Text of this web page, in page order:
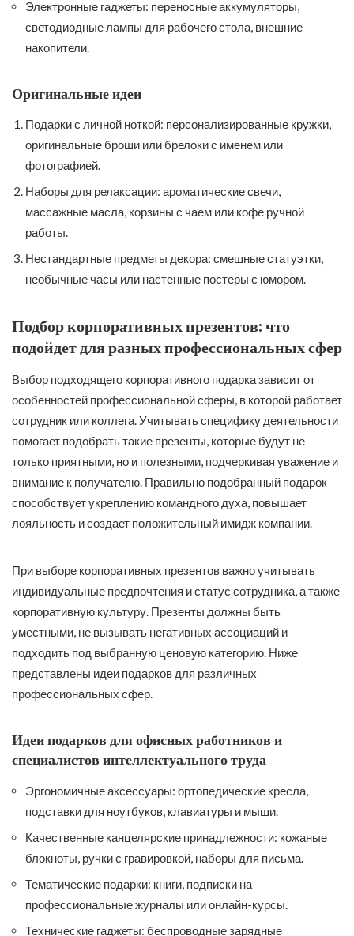
Электронные гаджеты: переносные аккумуляторы,
светодиодные лампы для рабочего стола, внешние
накопители.
Оригинальные идеи
Подарки с личной ноткой: персонализированные кружки,
оригинальные броши или брелоки с именем или
фотографией.
Наборы для релаксации: ароматические свечи,
массажные масла, корзины с чаем или кофе ручной
работы.
Нестандартные предметы декора: смешные статуэтки,
необычные часы или настенные постеры с юмором.
Подбор корпоративных презентов: что
подойдет для разных профессиональных сфер
Выбор подходящего корпоративного подарка зависит от
особенностей профессиональной сферы, в которой работает
сотрудник или коллега. Учитывать специфику деятельности
помогает подобрать такие презенты, которые будут не
только приятными, но и полезными, подчеркивая уважение и
внимание к получателю. Правильно подобранный подарок
способствует укреплению командного духа, повышает
лояльность и создает положительный имидж компании.
При выборе корпоративных презентов важно учитывать
индивидуальные предпочтения и статус сотрудника, а также
корпоративную культуру. Презенты должны быть
уместными, не вызывать негативных ассоциаций и
подходить под выбранную ценовую категорию. Ниже
представлены идеи подарков для различных
профессиональных сфер.
Идеи подарков для офисных работников и
специалистов интеллектуального труда
Эргономичные аксессуары: ортопедические кресла,
подставки для ноутбуков, клавиатуры и мыши.
Качественные канцелярские принадлежности: кожаные
блокноты, ручки с гравировкой, наборы для письма.
Тематические подарки: книги, подписки на
профессиональные журналы или онлайн-курсы.
Технические гаджеты: беспроводные зарядные